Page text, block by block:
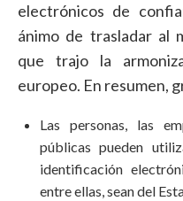
electrónicos de
ánimo de trasladar al
que trajo la
europeo. En resumen,
Las personas, las
públicas pueden
identificación
entre ellas, sean del